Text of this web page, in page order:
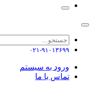
۰۲۱-۹۱۰۱۳۶۹۹
ورود به سیستم
تماس با ما